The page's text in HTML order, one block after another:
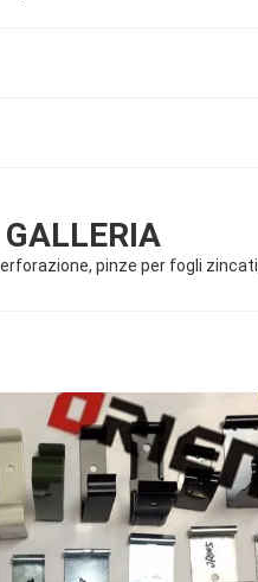
GALLERIA
pinze per fogli